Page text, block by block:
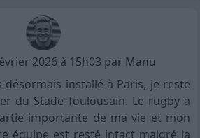
2026 à 15h03 par Manu
désormais installé à Paris, je reste
du Stade Toulousain. Le rugby a
importante de ma vie et mon
équipe est resté intact malgré la